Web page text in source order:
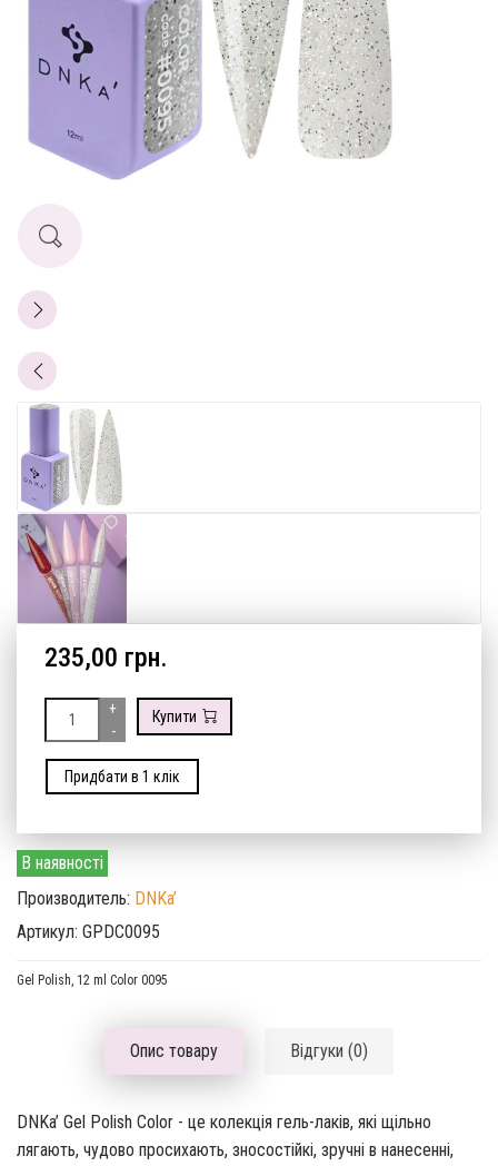
235,00 грн.
+
-
Купити
Придбати в 1 клік
В наявності
Производитель: DNKa’
Артикул: GPDС0095
Gel Polish, 12 ml Color 0095
Опис товару Відгуки (0)
DNKa’ Gel Polish Color - це колекція гель-лаків, які щільно
лягають, чудово просихають, зносостійкі, зручні в нанесенні,